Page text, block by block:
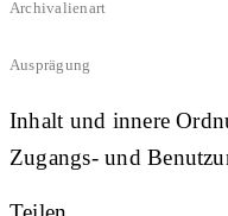
Archivalienart
Ausprägung
Inhalt und innere
Zugangs- und